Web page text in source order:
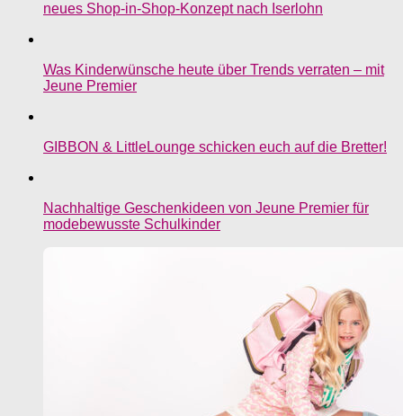
neues Shop-in-Shop-Konzept nach Iserlohn
Was Kinderwünsche heute über Trends verraten – mit
Jeune Premier
GIBBON & LittleLounge schicken euch auf die Bretter!
Nachhaltige Geschenkideen von Jeune Premier für
modebewusste Schulkinder